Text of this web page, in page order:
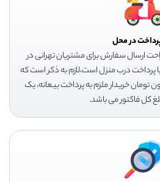
در محل
ارسال سفارش برای مشتریان تهرانی در
پیک با پرداخت درب منزل است،لازم به ذکر است که
های بالای 10میلیون تومان خریدار ملزم به پرداخت بیعانه، یک
کل فاکتور می باشد.